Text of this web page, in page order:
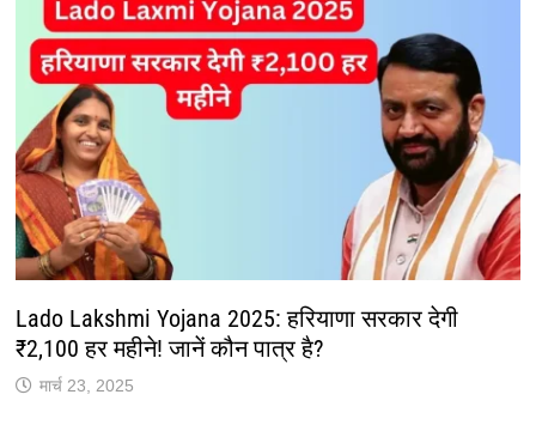
Lado Lakshmi Yojana 2025: हरियाणा सरकार देगी
₹2,100 हर महीने! जानें कौन पात्र है?
मार्च 23, 2025